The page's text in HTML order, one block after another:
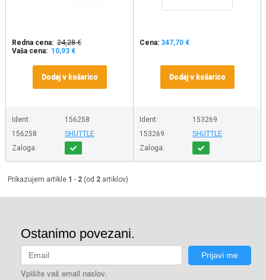
Redna cena: 24,28 €
Vaša cena: 10,93 €
Dodaj v košarico
Ident:
156258
156258
SHUTTLE
Zaloga:
Cena: 347,70 €
Dodaj v košarico
Ident:
153269
153269
SHUTTLE
Zaloga:
Prikazujem artikle 1 - 2 (od 2 artiklov)